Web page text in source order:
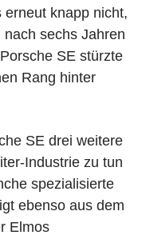
knapp nicht,
sechs Jahren
SE stürzte
Rang hinter
SE drei weitere
Industrie zu tun
spezialisierte
ebenso aus dem
Elmos